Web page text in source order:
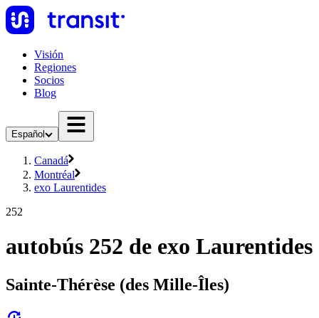
Visión
Regiones
Socios
Blog
Español
Canadá
Montréal
exo Laurentides
252
autobús 252 de exo Laurentides
Sainte-Thérèse (des Mille-Îles)